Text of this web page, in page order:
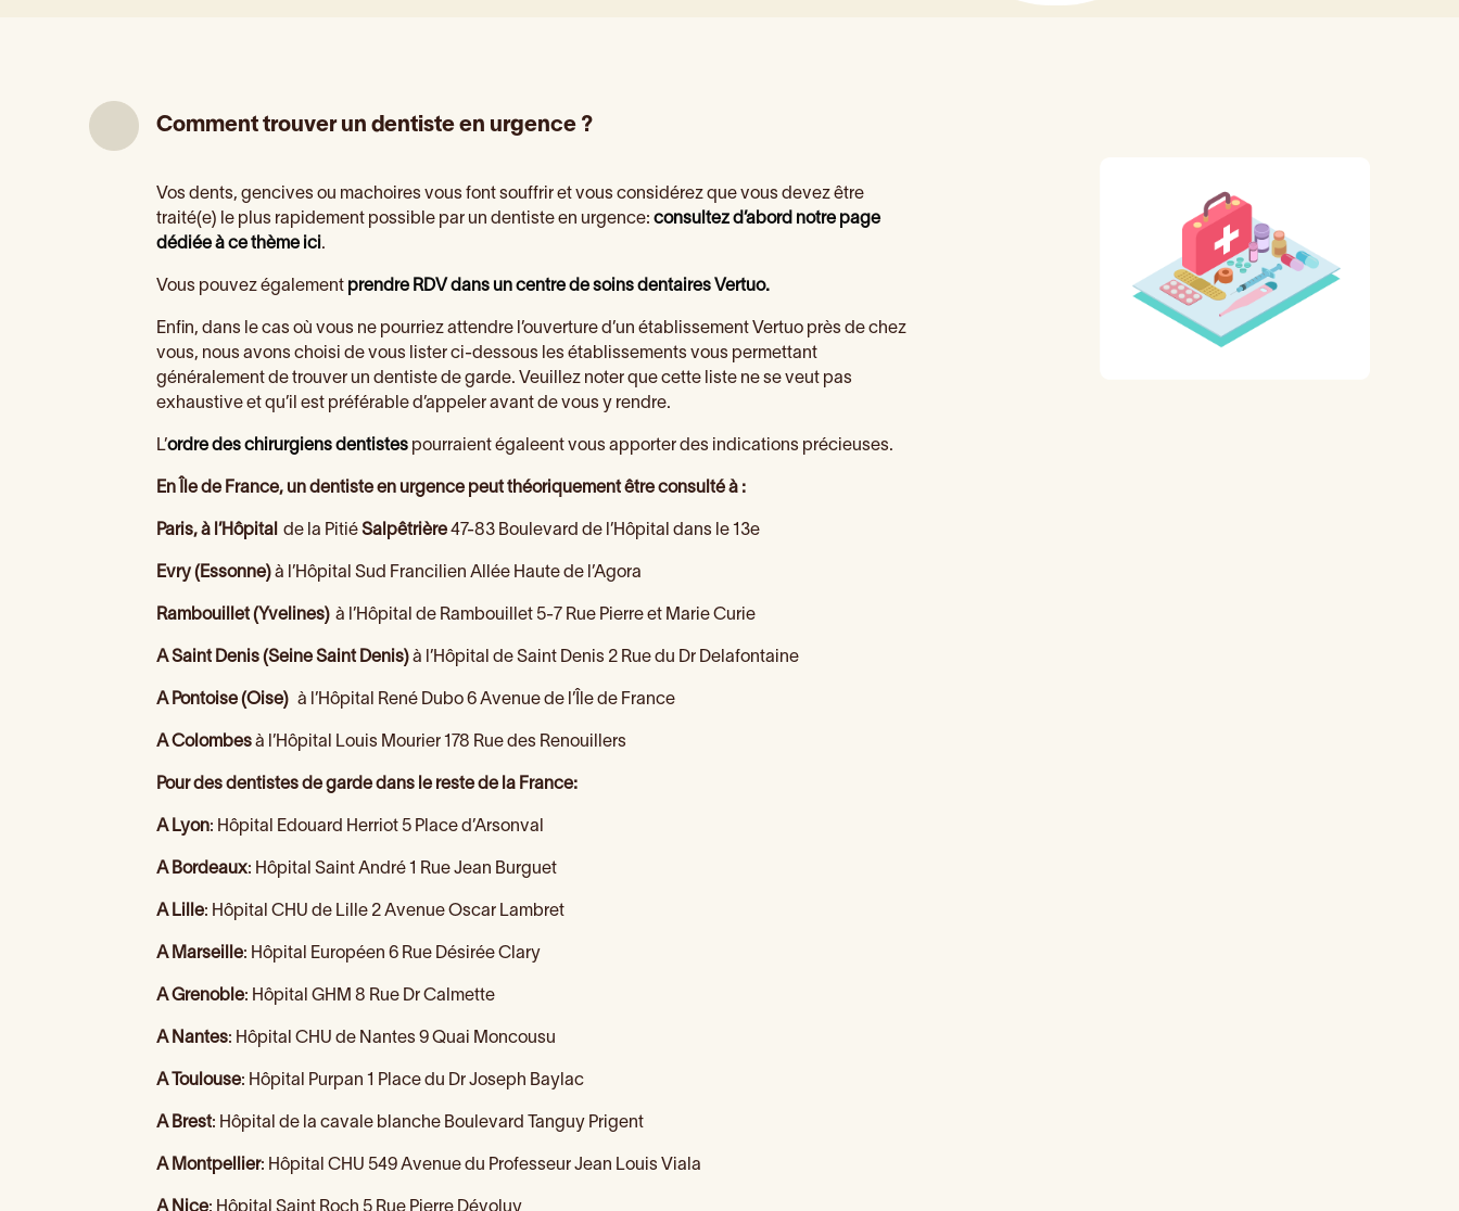
Comment trouver un dentiste en urgence ?
Vos dents, gencives ou machoires vous font souffrir et vous considérez que vous devez être
traité(e) le plus rapidement possible par un dentiste en urgence: consultez d’abord notre page
dédiée à ce thème ici .
Vous pouvez également prendre RDV dans un centre de soins dentaires Vertuo.
Enfin, dans le cas où vous ne pourriez attendre l’ouverture d’un établissement Vertuo près de chez
vous, nous avons choisi de vous lister ci-dessous les établissements vous permettant
généralement de trouver un dentiste de garde. Veuillez noter que cette liste ne se veut pas
exhaustive et qu’il est préférable d’appeler avant de vous y rendre.
L’ordre des chirurgiens dentistes pourraient égaleent vous apporter des indications précieuses.
En Île de France, un dentiste en urgence peut théoriquement être consulté à :
Paris, à l’ Hôpital de la Pitié Salpêtrière 47-83 Boulevard de l’Hôpital dans le 13e
Evry (Essonne) à l’Hôpital Sud Francilien Allée Haute de l’Agora
Rambouillet (Yvelines) à l’Hôpital de Rambouillet 5-7 Rue Pierre et Marie Curie
A Saint Denis (Seine Saint Denis) à l’Hôpital de Saint Denis 2 Rue du Dr Delafontaine
A Pontoise (Oise) à l’Hôpital René Dubo 6 Avenue de l’Île de France
A Colombes à l’Hôpital Louis Mourier 178 Rue des Renouillers
Pour des dentistes de garde dans le reste de la France:
A Lyon: Hôpital Edouard Herriot 5 Place d’Arsonval
A Bordeaux: Hôpital Saint André 1 Rue Jean Burguet
A Lille: Hôpital CHU de Lille 2 Avenue Oscar Lambret
A Marseille: Hôpital Européen 6 Rue Désirée Clary
A Grenoble: Hôpital GHM 8 Rue Dr Calmette
A Nantes: Hôpital CHU de Nantes 9 Quai Moncousu
A Toulouse: Hôpital Purpan 1 Place du Dr Joseph Baylac
A Brest: Hôpital de la cavale blanche Boulevard Tanguy Prigent
A Montpellier: Hôpital CHU 549 Avenue du Professeur Jean Louis Viala
A Nice: Hôpital Saint Roch 5 Rue Pierre Dévoluy